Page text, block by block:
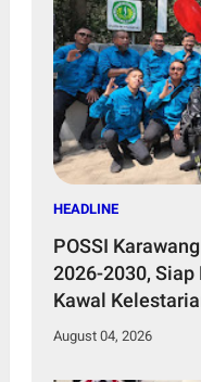
HEADLINE
POSSI
2026-2030,
Kawal
August 04, 2026